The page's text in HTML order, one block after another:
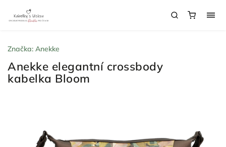
Anekke elegantní crossbody
kabelka Bloom
Značka: Anekke